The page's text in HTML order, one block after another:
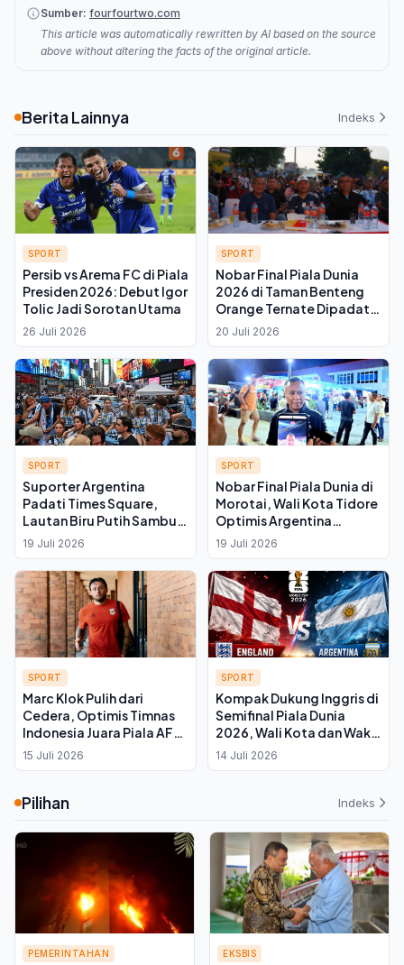
Sumber: fourfourtwo.com
This article was automatically rewritten by AI based on the source
above without altering the facts of the original article.
Berita Lainnya Indeks
SPORT
Persib vs Arema FC di Piala
Presiden 2026: Debut Igor
Tolic Jadi Sorotan Utama
26 Juli 2026
SPORT
Nobar Final Piala Dunia
2026 di Taman Benteng
Orange Ternate Dipadati
Ribuan Warga, Wagub
Malut Ingatkan Jaga
Persatuan
20 Juli 2026
SPORT
Suporter Argentina
Padati Times Square,
Lautan Biru Putih Sambut
Final Piala Dunia 2026
19 Juli 2026
SPORT
Nobar Final Piala Dunia di
Morotai, Wali Kota Tidore
Optimis Argentina
Kalahkan Spanyol dengan
Selisih Lebih dari Satu Gol
19 Juli 2026
SPORT
Marc Klok Pulih dari
Cedera, Optimis Timnas
Indonesia Juara Piala AFF
2026
15 Juli 2026
SPORT
Kompak Dukung Inggris di
Semifinal Piala Dunia
2026, Wali Kota dan Wakil
Wali Kota Ternate
Satukan Suara
14 Juli 2026
Pilihan Indeks
PEMERINTAHAN EKSBIS